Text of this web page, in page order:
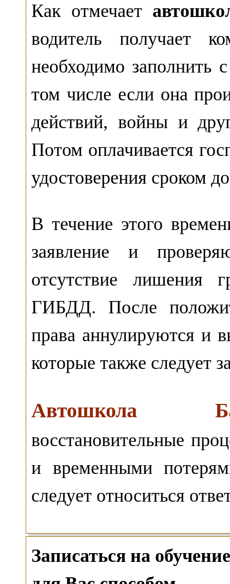
Как отмечает
водитель получает
необходимо заполнить
том числе если она
действий, войны и
Потом оплачивается
удостоверения сроком
В течение этого
заявление и
отсутствие лишения
ГИБДД. После
права аннулируются и
которые также следует
Автошкола
восстановительные
и временными
следует относиться
Записаться на